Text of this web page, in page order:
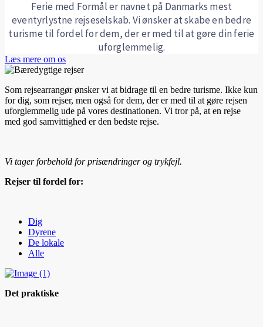
Ferie med Formål er navnet på Danmarks mest
eventyrlystne rejseselskab. Vi ønsker at skabe en bedre
turisme til fordel for dem, der er med til at gøre din ferie
uforglemmelig.
Læs mere om os
Som rejsearrangør ønsker vi at bidrage til en bedre turisme. Ikke kun
for dig, som rejser, men også for dem, der er med til at gøre rejsen
uforglemmelig ude på vores destinationen. Vi tror på, at en rejse
med god samvittighed er den bedste rejse.
Vi tager forbehold for prisændringer og trykfejl.
Rejser til fordel for:
Dig
Dyrene
De lokale
Alle
Det praktiske